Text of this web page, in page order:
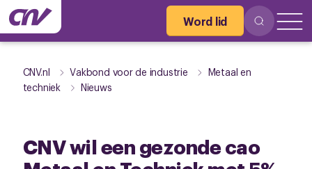
Word lid
CNV.nl Vakbond voor de industrie
Metaal en
techniek
Nieuws
CNV wil een gezonde cao